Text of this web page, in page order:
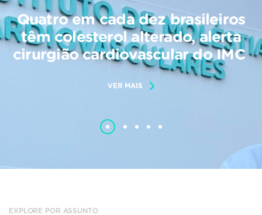
Quatro em cada dez brasileiros
têm colesterol alterado, alerta
cirurgião cardiovascular do IMC
VER MAIS
EXPLORE POR ASSUNTO